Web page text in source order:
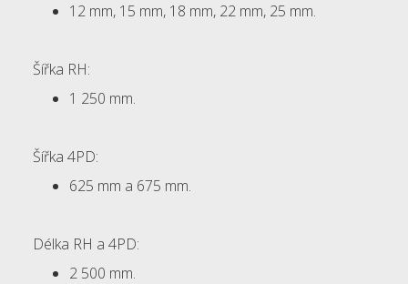
12 mm, 15 mm, 18 mm, 22 mm, 25 mm.
Šířka RH:
1 250 mm.
Šířka 4PD:
625 mm a 675 mm.
Délka RH a 4PD:
2 500 mm.